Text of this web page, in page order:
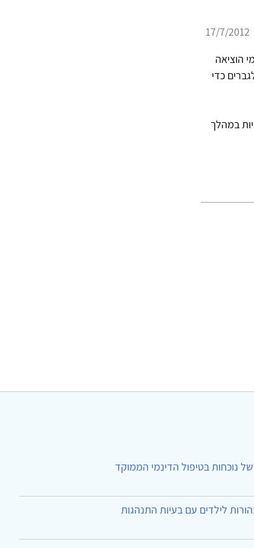
17/7/2012
הוציאה
כדי
במהלך
נוכחות בטיפול הדינמי הממוקד
לילדים עם בעיות התנהגות